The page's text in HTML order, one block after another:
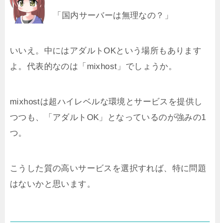
「国内サーバーは無理なの？」
いいえ。中にはアダルトOKという場所もあります
よ。代表的なのは「mixhost」でしょうか。
mixhostは超ハイレベルな環境とサービスを提供し
つつも、「アダルトOK」となっているのが強みの1
つ。
こうした質の高いサービスを選択すれば、特に問題
はないかと思います。